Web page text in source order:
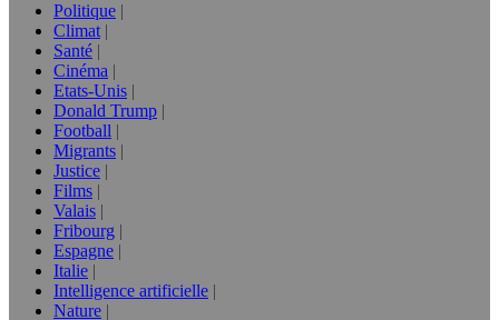
Politique
Climat
Santé
Cinéma
Etats-Unis
Donald Trump
Football
Migrants
Justice
Films
Valais
Fribourg
Espagne
Italie
Intelligence artificielle
Nature